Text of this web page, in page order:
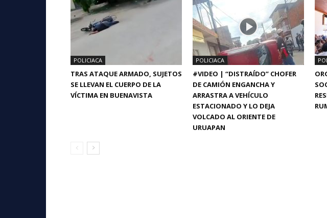
POLICIACA
TRAS ATAQUE ARMADO, SUJETOS
SE LLEVAN EL CUERPO DE LA
VÍCTIMA EN BUENAVISTA
POLICIACA
#VIDEO | “DISTRAÍDO” CHOFER
DE CAMIÓN ENGANCHA Y
ARRASTRA A VEHÍCULO
ESTACIONADO Y LO DEJA
VOLCADO AL ORIENTE DE
URUAPAN